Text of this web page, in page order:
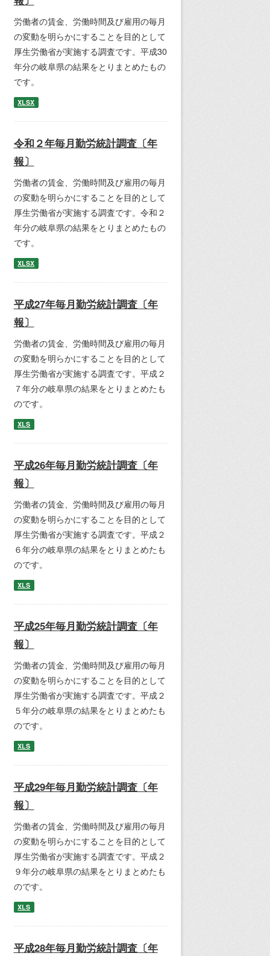
労働者の賃金、労働時間及び雇用の毎月
の変動を明らかにすることを目的として
厚生労働省が実施する調査です。平成30
年分の岐阜県の結果をとりまとめたもの
です。
XLSX
令和２年毎月勤労統計調査〔年
報〕
労働者の賃金、労働時間及び雇用の毎月
の変動を明らかにすることを目的として
厚生労働省が実施する調査です。令和２
年分の岐阜県の結果をとりまとめたもの
です。
XLSX
平成27年毎月勤労統計調査〔年
報〕
労働者の賃金、労働時間及び雇用の毎月
の変動を明らかにすることを目的として
厚生労働省が実施する調査です。平成２
７年分の岐阜県の結果をとりまとめたも
のです。
XLS
平成26年毎月勤労統計調査〔年
報〕
労働者の賃金、労働時間及び雇用の毎月
の変動を明らかにすることを目的として
厚生労働省が実施する調査です。平成２
６年分の岐阜県の結果をとりまとめたも
のです。
XLS
平成25年毎月勤労統計調査〔年
報〕
労働者の賃金、労働時間及び雇用の毎月
の変動を明らかにすることを目的として
厚生労働省が実施する調査です。平成２
５年分の岐阜県の結果をとりまとめたも
のです。
XLS
平成29年毎月勤労統計調査〔年
報〕
労働者の賃金、労働時間及び雇用の毎月
の変動を明らかにすることを目的として
厚生労働省が実施する調査です。平成２
９年分の岐阜県の結果をとりまとめたも
のです。
XLS
平成28年毎月勤労統計調査〔年